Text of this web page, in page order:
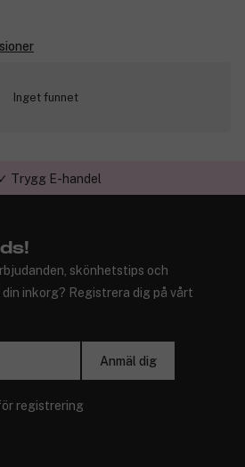
Inget funnet
✓ Trygg E-handel
skönhetstips och
inkorg? Registrera dig på vårt
Anmäl dig
registrering